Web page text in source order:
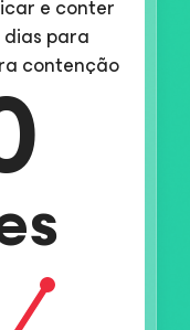
e conter
para
contenção